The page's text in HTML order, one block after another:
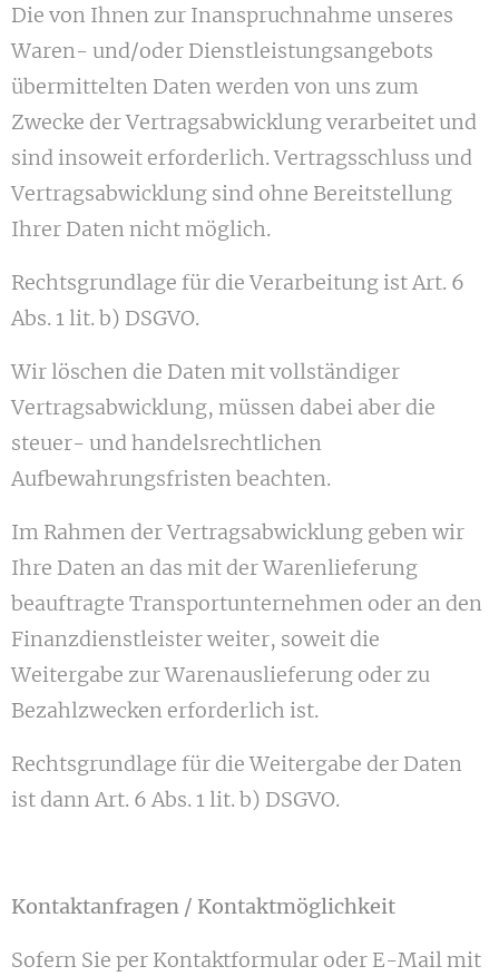
Die von Ihnen zur Inanspruchnahme unseres
Waren- und/oder Dienstleistungsangebots
übermittelten Daten werden von uns zum
Zwecke der Vertragsabwicklung verarbeitet und
sind insoweit erforderlich. Vertragsschluss und
Vertragsabwicklung sind ohne Bereitstellung
Ihrer Daten nicht möglich.
Rechtsgrundlage für die Verarbeitung ist Art. 6
Abs. 1 lit. b) DSGVO.
Wir löschen die Daten mit vollständiger
Vertragsabwicklung, müssen dabei aber die
steuer- und handelsrechtlichen
Aufbewahrungsfristen beachten.
Im Rahmen der Vertragsabwicklung geben wir
Ihre Daten an das mit der Warenlieferung
beauftragte Transportunternehmen oder an den
Finanzdienstleister weiter, soweit die
Weitergabe zur Warenauslieferung oder zu
Bezahlzwecken erforderlich ist.
Rechtsgrundlage für die Weitergabe der Daten
ist dann Art. 6 Abs. 1 lit. b) DSGVO.
Kontaktanfragen / Kontaktmöglichkeit
Sofern Sie per Kontaktformular oder E-Mail mit